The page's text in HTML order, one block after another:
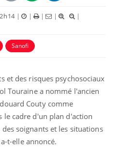
| | | |
|
Sanofi
et des risques psychosociaux
Touraine a nommé l'ancien
Couty comme
le cadre d'un plan d'action
soignants et les situations
t-elle annoncé.